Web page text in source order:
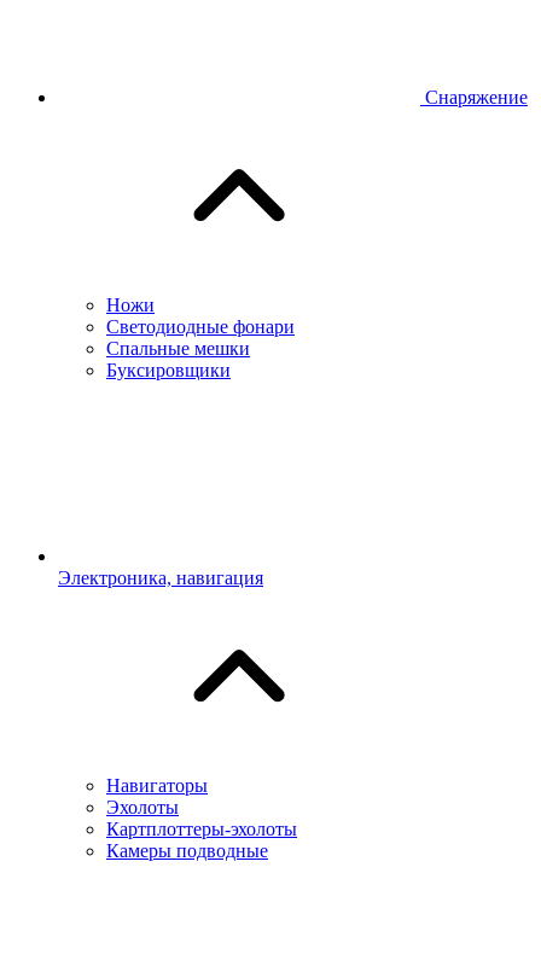
Снаряжение
Ножи
Светодиодные фонари
Спальные мешки
Буксировщики
Электроника, навигация
Навигаторы
Эхолоты
Картплоттеры-эхолоты
Камеры подводные